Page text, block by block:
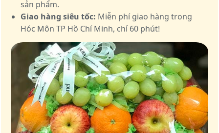
sản phẩm.
Giao hàng siêu tốc: Miễn phí giao hàng trong
Hóc Môn TP Hồ Chí Minh, chỉ 60 phút!